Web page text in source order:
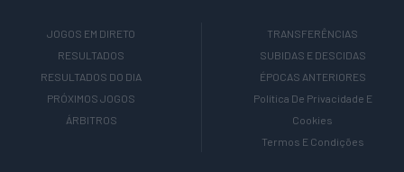
JOGOS EM DIRETO
RESULTADOS
RESULTADOS DO DIA
PRÓXIMOS JOGOS
ÁRBITROS
TRANSFERÊNCIAS
SUBIDAS E DESCIDAS
ÉPOCAS ANTERIORES
Política De Privacidade E
Cookies
Termos E Condições